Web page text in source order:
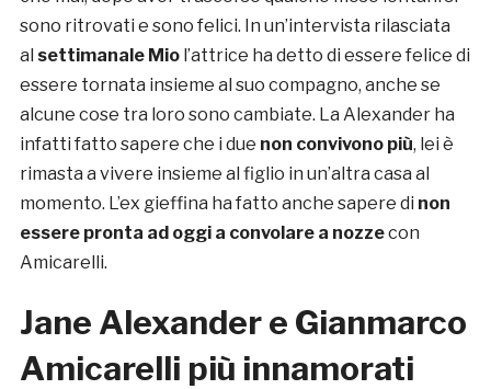
sono ritrovati e sono felici. In un’intervista rilasciata
al settimanale Mio l’attrice ha detto di essere felice di
essere tornata insieme al suo compagno, anche se
alcune cose tra loro sono cambiate. La Alexander ha
infatti fatto sapere che i due non convivono più, lei è
rimasta a vivere insieme al figlio in un’altra casa al
momento. L’ex gieffina ha fatto anche sapere di non
essere pronta ad oggi a convolare a nozzecon
Amicarelli.
Jane Alexander e Gianmarco
Amicarelli più innamorati